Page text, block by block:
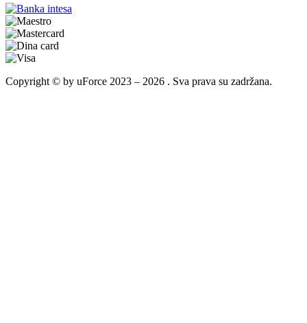
Copyright © by uForce 2023 – 2026 . Sva prava su zadržana.